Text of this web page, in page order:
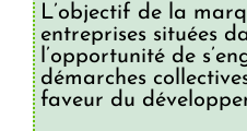
L’objectif de la
entreprises situées
l’opportunité de
démarches
faveur du